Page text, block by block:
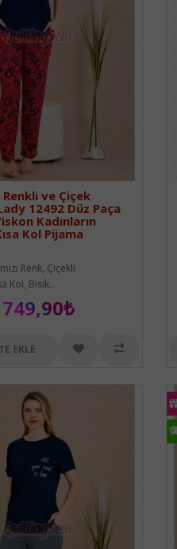
ve Çiçek
12492 Düz Paça
Kadınların
Kol Pijama
Renk, Çiçekli
Kol, Bisik..
749,90₺
EKLE